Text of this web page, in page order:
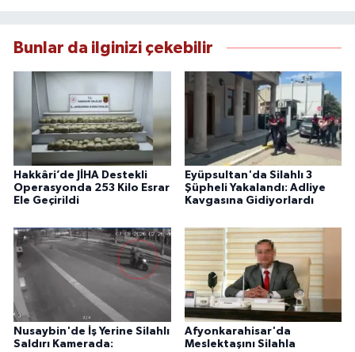
Bunlar da ilginizi çekebilir
Hakkâri’de JİHA Destekli
Operasyonda 253 Kilo Esrar
Ele Geçirildi
Eyüpsultan'da Silahlı 3
Şüpheli Yakalandı: Adliye
Kavgasına Gidiyorlardı
Nusaybin'de İş Yerine Silahlı
Saldırı Kamerada:
Afyonkarahisar'da
Meslektaşını Silahla